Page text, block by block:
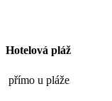
Hotelová pláž
přímo u pláže